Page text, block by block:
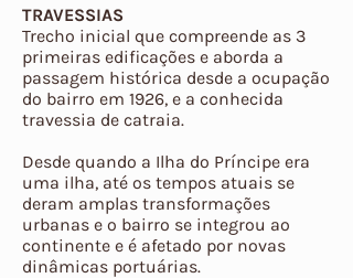
TRAVESSIAS
Trecho inicial que compreende as 3
primeiras edificações e aborda a
passagem histórica desde a ocupação
do bairro em 1926, e a conhecida
travessia de catraia.
Desde quando a Ilha do Príncipe era
uma ilha, até os tempos atuais se
deram amplas transformações
urbanas e o bairro se integrou ao
continente e é afetado por novas
dinâmicas portuárias.